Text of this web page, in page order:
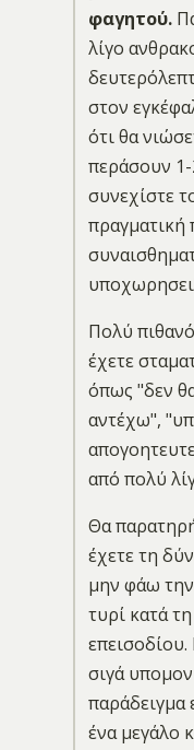
φαγητού.
λίγο
στον
ότι θα
περάσουν 1-
συνεχίστε
πραγματική
Πολύ
έχετε
όπως "δεν
αντέχω",
από πολύ
Θα
έχετε τη
μην φάω
τυρί κατά
επεισοδίου.
σιγά
παράδειγμα
ένα μεγάλο